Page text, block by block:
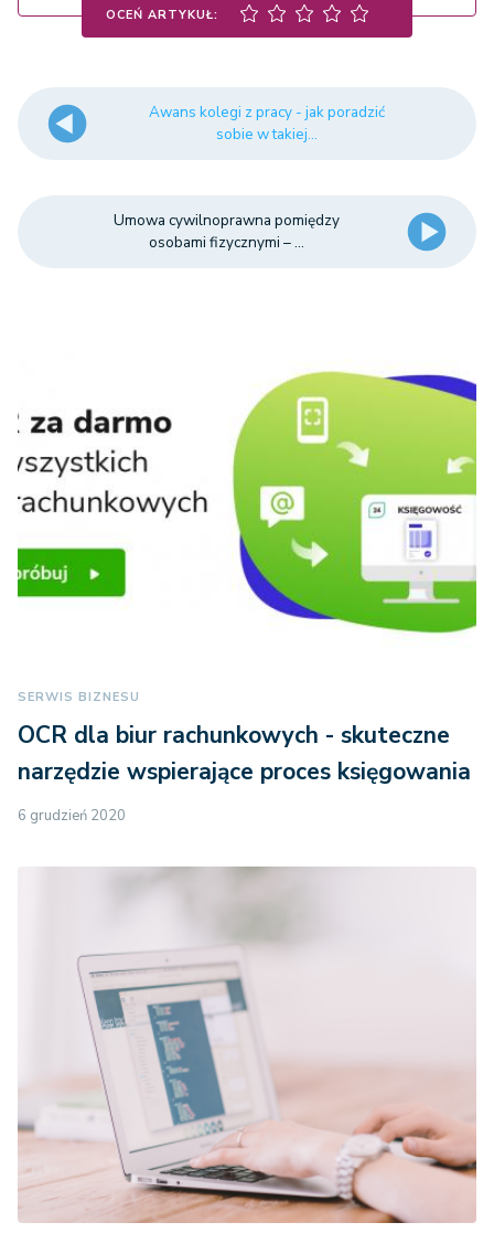
OCEŃ ARTYKUŁ:
Awans kolegi z pracy - jak poradzić
sobie w takiej...
Umowa cywilnoprawna pomiędzy
osobami fizycznymi – ...
SERWIS BIZNESU
OCR dla biur rachunkowych - skuteczne
narzędzie wspierające proces księgowania
6 grudzień 2020